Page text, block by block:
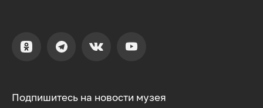
Подпишитесь на новости музея